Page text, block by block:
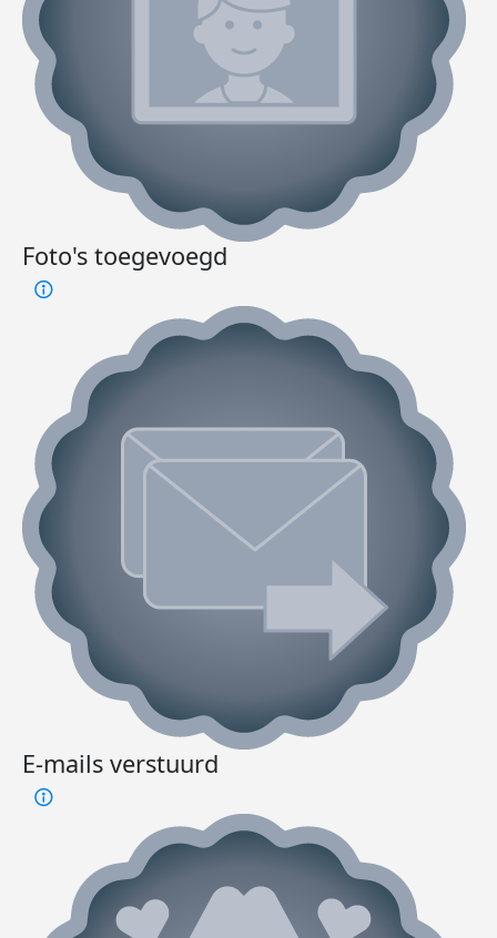
Foto's toegevoegd
E-mails verstuurd